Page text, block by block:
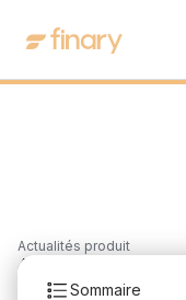
Actualités produit
Sommaire
4